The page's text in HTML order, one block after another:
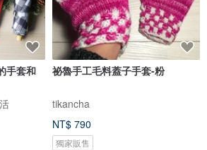
手套和
祕魯手工毛料蓋子手套-粉
tikancha
NT$ 790
獨家販售